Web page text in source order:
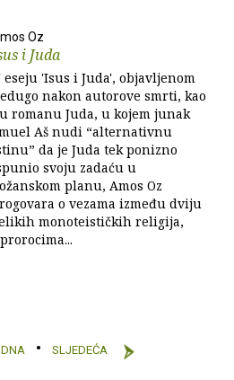
Oz
i Juda
eseju 'Isus i Juda', objavljenom
nakon autorove smrti, kao
romanu Juda, u kojem junak
Aš nudi “alternativnu
da je Juda tek ponizno
svoju zadaću u
planu, Amos Oz
o vezama između dviju
monoteističkih religija,
SLJEDEĆA